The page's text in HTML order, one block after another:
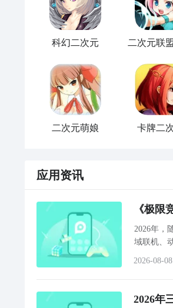
快速的升星，但是星级再高也
之外，电音也是很多玩家会想
前作为SSR品质的一个角色，
她，另外在每一次抽卡里面需
角色。
二次元手办柜中少女手游角色
办的玩家也不要错过这里各色的
的手办集中放在同一层，能触
带、背景板这些不是纯摆设，
外叠加属性加成。
这款游戏最实在的亮点，就是手
至配饰的小细节都清清楚楚，
了常规的抽取，还有竞拍、黑
定，凑齐同系列的手办放在同
行。比如打特定关卡的时候，要
加成能直接拉满伤害。而且手
翻倍。慢慢养起来的手办摆进
别。
二次元手办柜中少女手游陈列
二次元手办柜中少女手游
不用纠结现实里手办的摆放、落
二次元手办柜中少女手游稀有
抽取一定次数后，必定能拿到
是拍卖行竞拍，每天会刷新不同
科幻二次元 二次元联
二次元萌娘 卡牌二
应用资讯
《极限
2026年，
域联机、
2026-08-
2026年